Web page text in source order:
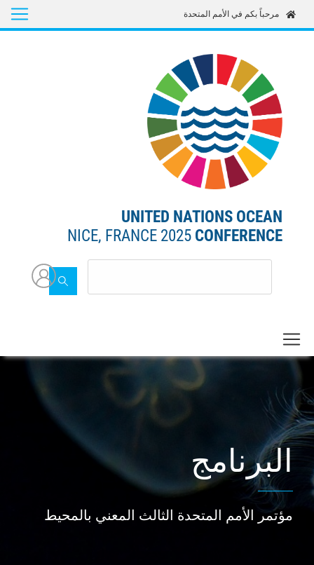
مرحباً بكم في الأمم المتحدة
UNITED NATIONS OCEAN
CONFERENCE
NICE, FRANCE 2025
البرنامج
مؤتمر الأمم المتحدة الثالث المعني بالمحيط